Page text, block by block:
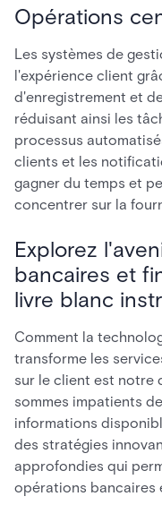
Opérations
Les systèmes de
l'expérience client
d'enregistrement et
réduisant ainsi les
processus
clients et les
gagner du temps et
concentrer sur la
Explorez
bancaires et
livre blanc
Comment la
transforme les
sur le client est notre
sommes impatients
informations
des stratégies
approfondies qui
opérations bancaires